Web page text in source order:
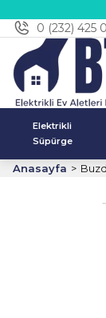
0 (232) 425
Elektrikli
Süpürge
Anasayfa